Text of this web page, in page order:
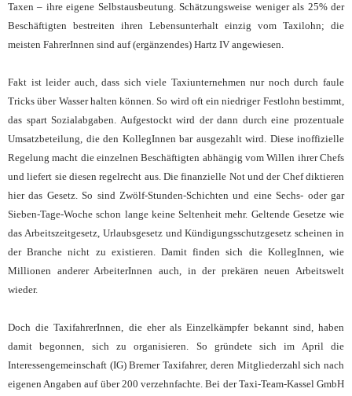
Taxen – ihre eigene Selbstausbeutung. Schätzungsweise weniger als 25% der
Beschäftigten bestreiten ihren Lebensunterhalt einzig vom Taxilohn; die
meisten FahrerInnen sind auf (ergänzendes) Hartz IV angewiesen.
Fakt ist leider auch, dass sich viele Taxiunternehmen nur noch durch faule
Tricks über Wasser halten können. So wird oft ein niedriger Festlohn bestimmt,
das spart Sozialabgaben. Aufgestockt wird der dann durch eine prozentuale
Umsatzbeteilung, die den KollegInnen bar ausgezahlt wird. Diese inoffizielle
Regelung macht die einzelnen Beschäftigten abhängig vom Willen ihrer Chefs
und liefert sie diesen regelrecht aus. Die finanzielle Not und der Chef diktieren
hier das Gesetz. So sind Zwölf-Stunden-Schichten und eine Sechs- oder gar
Sieben-Tage-Woche schon lange keine Seltenheit mehr. Geltende Gesetze wie
das Arbeitszeitgesetz, Urlaubsgesetz und Kündigungsschutzgesetz scheinen in
der Branche nicht zu existieren. Damit finden sich die KollegInnen, wie
Millionen anderer ArbeiterInnen auch, in der prekären neuen Arbeitswelt
wieder.
Doch die TaxifahrerInnen, die eher als Einzelkämpfer bekannt sind, haben
damit begonnen, sich zu organisieren. So gründete sich im April die
Interessengemeinschaft (IG) Bremer Taxifahrer, deren Mitgliederzahl sich nach
eigenen Angaben auf über 200 verzehnfachte. Bei der Taxi-Team-Kassel GmbH